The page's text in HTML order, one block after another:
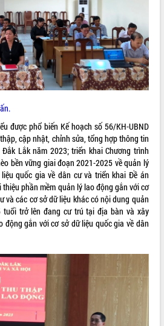
được phổ biến Kế hoạch số 56/KH-UBND
cập nhật, chỉnh sửa, tổng hợp thông tin
Lắk năm 2023; triển khai Chương trình
bền vững giai đoạn 2021-2025 về quản lý
quốc gia về dân cư và triển khai Đề án
phần mềm quản lý lao động gắn với cơ
và các cơ sở dữ liệu khác có nội dung quản
trở lên đang cư trú tại địa bàn và xây
động gắn với cơ sở dữ liệu quốc gia về dân